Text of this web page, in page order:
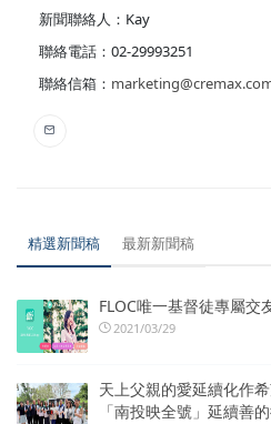
新聞聯絡人：Kay
聯絡電話：02-29993251
聯絡信箱：
精選新聞稿 最新新聞稿
FLOC唯一基督徒專屬交
2021/03/29
天上父親的愛延續化作
「南投映全號」延續善